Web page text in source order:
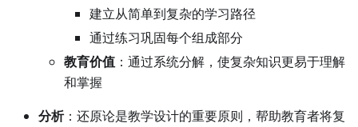
建立从简单到复杂的学习路径
通过练习巩固每个组成部分
教育价值 ：通过系统分解，使复杂知识更易于理解
和掌握
分析：还原论是教学设计的重要原则，帮助教育者将复